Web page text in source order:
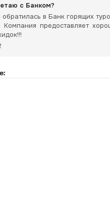
с Банком?
обратилась в Банк горящих
Компания предоставляет